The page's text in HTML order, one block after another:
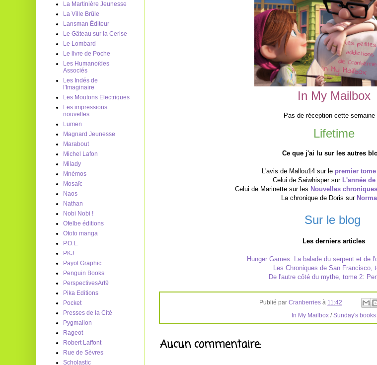
In My Mailbox
Pas de réception cette semaine
Lifetime
Ce que j'ai lu sur les autres
L'avis de Mallou14 sur le premier tome
Celui de Saiwhisper sur L'année de
Celui de Marinette sur les Nouvelles
La chronique de Doris sur
Sur le blog
Les derniers articles
Hunger Games: La balade du serpent et de
Les Chroniques de San Francisco,
De l'autre côté du mythe, tome 2:
Publié par Cranberries à 11:42
In My Mailbox /Sunday's books
Aucun commentaire:
La Martinière Jeunesse
La Ville Brûle
Lansman Éditeur
Le Gâteau sur la Cerise
Le Lombard
Le livre de Poche
Les Humanoïdes
Associés
Les Indés de
l'Imaginaire
Les Moutons Electriques
Les impressions
nouvelles
Lumen
Magnard Jeunesse
Marabout
Michel Lafon
Milady
Mnémos
Mosaïc
Naos
Nathan
Nobi Nobi !
Ofelbe éditions
Ototo manga
P.O.L.
PKJ
Payot Graphic
Penguin Books
PerspectivesArt9
Pika Editions
Pocket
Presses de la Cité
Pygmalion
Rageot
Robert Laffont
Rue de Sèvres
Scholastic